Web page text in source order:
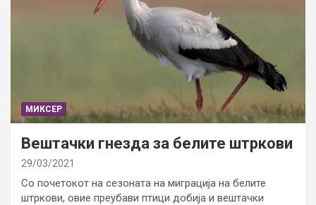
МИКСЕР
Вештачки гнезда за белите штркови
29/03/2021
Со почетокот на сезоната на миграција на белите
штркови, овие преубави птици добија и вештачки